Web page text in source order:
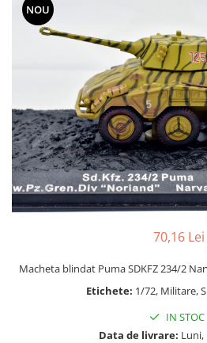
Iluminat miniatural
Obiecte casnice miniaturale
Portelan deluxe cu aur 24K
Textile si lenjerii miniaturale
Vesela si servire miniaturi
Mobilier miniatural
Baie miniaturala
Bucatarie miniatura
Dormitor miniatural
Exterior miniatural
Materiale miniaturale si DIY
Accesorii DIY miniaturale
Pardoseli si textile miniaturale
NOU
70,16 Lei
Macheta blindat Puma SDKFZ 234/2
Etichete: 1/72, Militare,
IN STOC
Data de livrare: Luni,